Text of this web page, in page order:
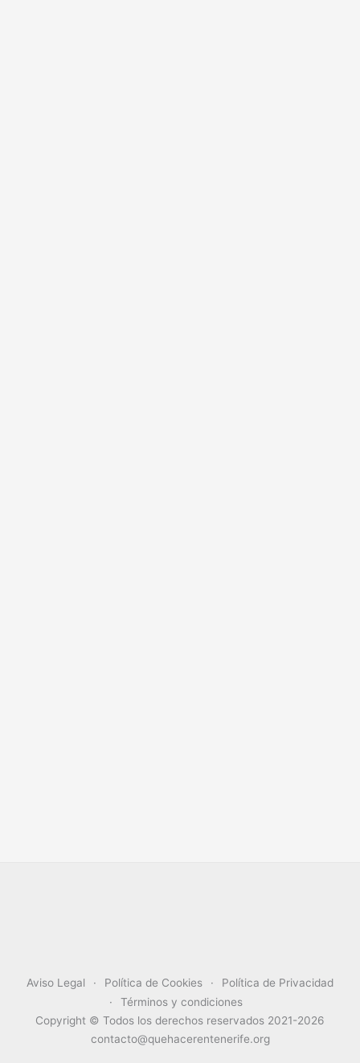
Aviso Legal Política de Cookies
Política de Privacidad
Términos y condiciones
Copyright © Todos los derechos reservados 2021-2026
contacto@quehacerentenerife.org